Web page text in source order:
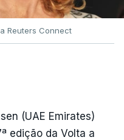
Reuters Connect
(UAE Emirates)
edição da Volta a